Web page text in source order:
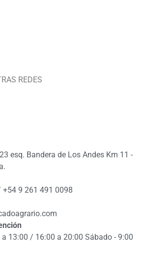
REDES
esq. Bandera de Los Andes Km 11 -
9 261 491 0098
13:00 / 16:00 a 20:00 Sábado - 9:00